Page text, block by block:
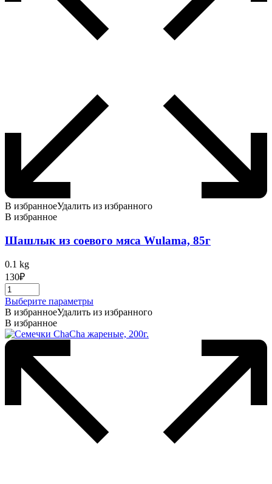
В избранноеУдалить из избранного
В избранное
Шашлык из соевого мяса Wulama, 85г
0.1 kg
130₽
Выберите параметрыЭтот
товар
несколько
В избранноеУдалить из избранного
В избранное